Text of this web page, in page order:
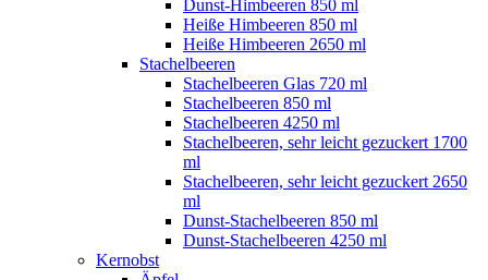
Dunst-Himbeeren 850 ml
Heiße Himbeeren 850 ml
Heiße Himbeeren 2650 ml
Stachelbeeren
Stachelbeeren Glas 720 ml
Stachelbeeren 850 ml
Stachelbeeren 4250 ml
Stachelbeeren, sehr leicht gezuckert 1700
ml
Stachelbeeren, sehr leicht gezuckert 2650
ml
Dunst-Stachelbeeren 850 ml
Dunst-Stachelbeeren 4250 ml
Kernobst